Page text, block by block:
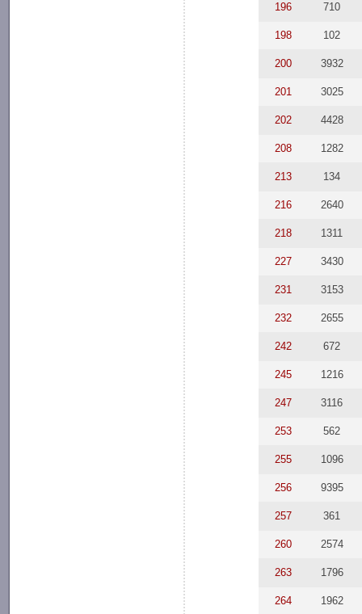
196 710
198 102
200 3932
201 3025
202 4428
208 1282
213 134
216 2640
218 1311
227 3430
231 3153
232 2655
242 672
245 1216
247 3116
253 562
255 1096
256 9395
257 361
260 2574
263 1796
264 1962